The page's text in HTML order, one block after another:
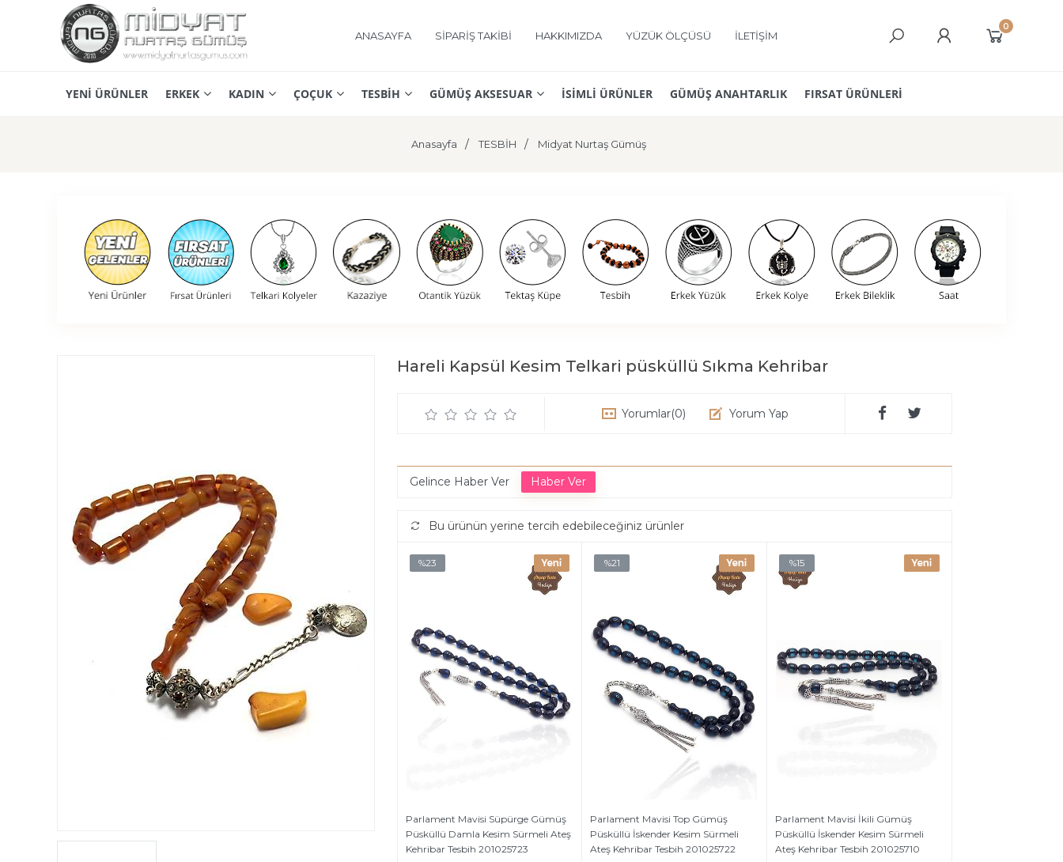
ANASAYFA SİPARİŞ TAKİBİ HAKKIMIZDA YÜZÜK ÖLÇÜSÜ İLETİŞİM
0
YENİ ÜRÜNLER ERKEK KADIN ÇOÇUK TESBİH GÜMÜŞ AKSESUAR İSİMLİ ÜRÜNLER GÜMÜŞ ANAHTARLIK FIRSAT ÜRÜNLERİ
Anasayfa TESBİH Midyat Nurtaş Gümüş
Hareli Kapsül Kesim Telkari püsküllü Sıkma Kehribar
Yorumlar(0) Yorum Yap
Gelince Haber Ver
Bu ürünün yerine tercih edebileceğiniz ürünler
%23
Parlament Mavisi Süpürge Gümüş
Püsküllü Damla Kesim Sürmeli Ateş
Kehribar Tesbih 201025723
%21
Parlament Mavisi Top Gümüş
Püsküllü İskender Kesim Sürmeli
Ateş Kehribar Tesbih 201025722
%15
Parlament Mavisi İkili Gümüş
Püsküllü İskender Kesim Sürmeli
Ateş Kehribar Tesbih 201025710